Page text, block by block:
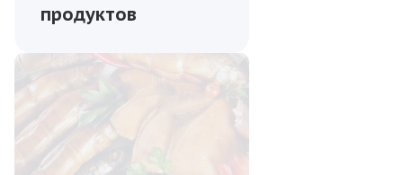
продуктов